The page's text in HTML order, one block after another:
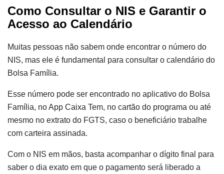
Como Consultar o NIS e Garantir o
Acesso ao Calendário
Muitas pessoas não sabem onde encontrar o número do
NIS, mas ele é fundamental para consultar o calendário do
Bolsa Família.
Esse número pode ser encontrado no aplicativo do Bolsa
Família, no App Caixa Tem, no cartão do programa ou até
mesmo no extrato do FGTS, caso o beneficiário trabalhe
com carteira assinada.
Com o NIS em mãos, basta acompanhar o dígito final para
saber o dia exato em que o pagamento será liberado a